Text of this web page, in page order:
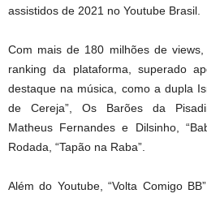
assistidos de 2021 no Youtube Brasil.
Com mais de 180 milhões de
ranking da plataforma, superado
destaque na música, como a dupla
de Cereja”, Os Barões da
Matheus Fernandes e Dilsinho,
Rodada, “Tapão na Raba”.
Além do Youtube, “Volta Comigo